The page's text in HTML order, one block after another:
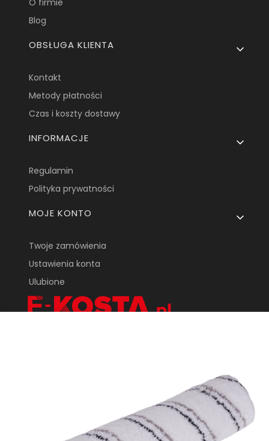
O firmie
Blog
OBSŁUGA KLIENTA
Kontakt
Metody płatności
Czas i koszty dostawy
INFORMACJE
Regulamin
Polityka prywatności
MOJE KONTO
Twoje zamówienia
Ustawienia konta
Ulubione
+48 452 095 789